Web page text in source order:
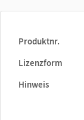
Produktnr.
Lizenzform
Hinweis